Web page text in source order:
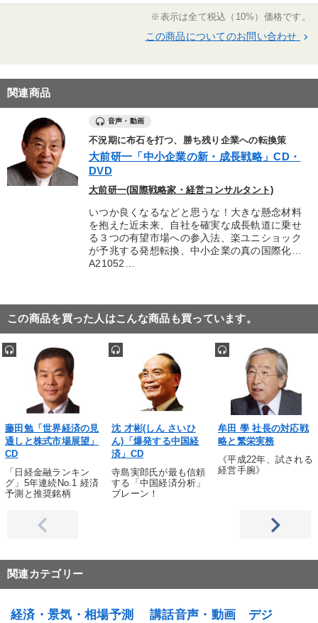
※表示は全て税込（10%）価格です。
この商品についてのお問い合わせ keyboard_arrow_right
関連商品
音声・動画
不況期に布石を打つ、勝ち残り企業への転換策
大前研一「中小企業の新・成長戦略」CD・
DVD
大前研一(国際戦略家・経営コンサルタント)
いつか良くなるなどと思うな！大きな懸念材料
を抱えた近未来、自社を確実な成長軌道に乗せ
る３つの有望市場への参入法、楽ユニショック
が予兆する発想転換、中小企業の真の国際化…
A21052…
この商品を買った人はこんな商品も買っています。
藤田勉「世界経済の見
通しと株式市場展望」
CD
「日経金融ランキン
グ」5年連続No.1 経済
予測と推奨銘柄
沈 才彬(しん さいひ
ん)「爆発する中国経
済」CD
寺島実郎氏が最も信頼
する「中国経済分析」
ブレーン！
牟田 學 社長の対応戦
略と繁栄実務
《平成22年、試される
経営手腕》
関連カテゴリー
経済・景気・相場予測 講話音声・動画 デジ